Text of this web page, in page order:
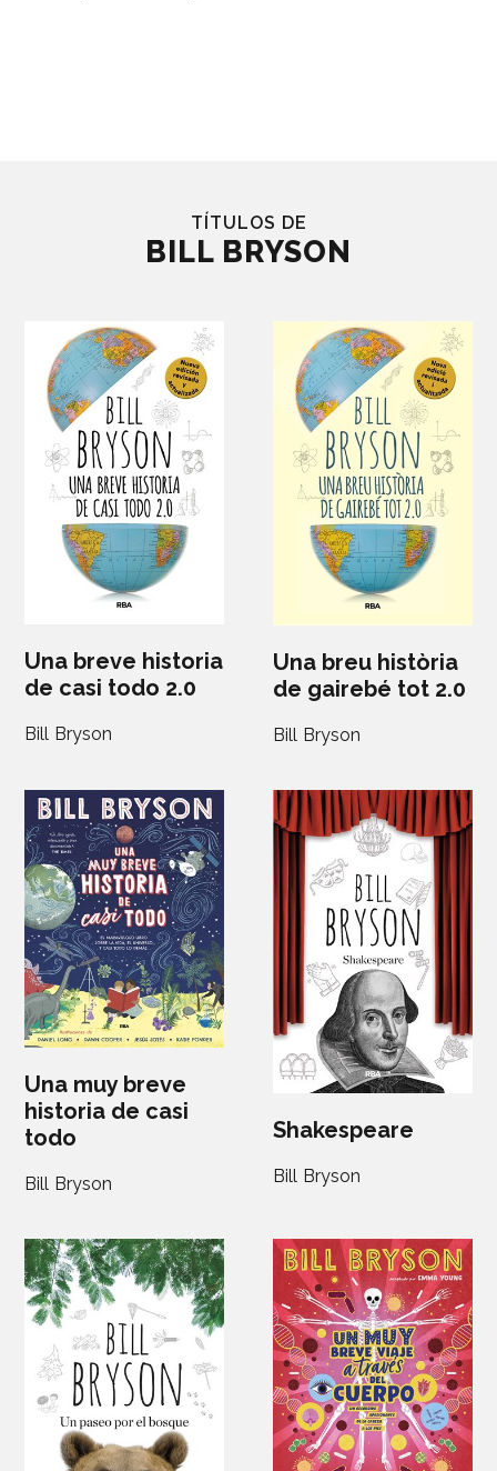
TÍTULOS DE
BILL BRYSON
Una breve historia
de casi todo 2.0
Bill Bryson
Una breu història
de gairebé tot 2.0
Bill Bryson
Una muy breve
historia de casi
todo
Bill Bryson
Shakespeare
Bill Bryson